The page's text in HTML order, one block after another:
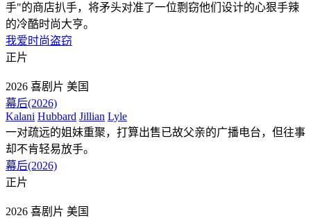
手"的商店扒手，将矛头对准了一位剽窃他们设计的心狠手辣
的冷酷时尚大亨。
我爱时尚盗窃
正片
2026 喜剧片 美国
幕后(2026)
Kalani Hubbard Jillian Lyle
一对疏远的姐妹重聚，打算出售已故父亲的广播电台，但往事
却不肯轻易放手。
幕后(2026)
正片
2026 喜剧片 美国